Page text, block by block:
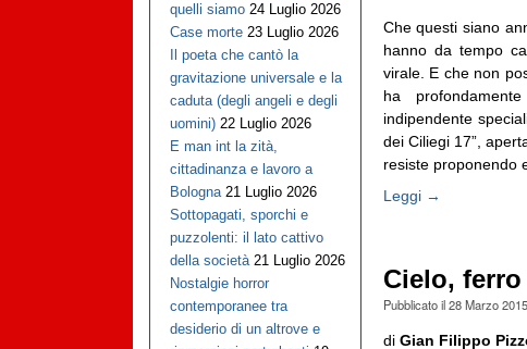
Che questi siano
hanno da tempo
virale. E che non
ha
indipendente
dei Ciliegi 17”,
resiste proponendo
Leggi →
Cielo,
Pubblicato il28 Marzo 2015
di Gian Filippo
quelli siamo 24 Luglio 2026
Case morte 23 Luglio 2026
Il poeta che cantò la
gravitazione universale e la
caduta (degli angeli e degli
uomini) 22 Luglio 2026
E man int la zità,
cittadinanza e lavoro a
Bologna 21 Luglio 2026
Sottopagati, sporchi e
puzzolenti: il lato cattivo
della società 21 Luglio 2026
Nostalgie horror
contemporanee tra
desiderio di un altrove e